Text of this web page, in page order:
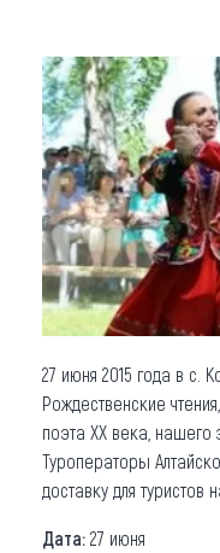
О регионе
Коллекция
Другие рубрики
27 июня 2015 года в с.
Рождественские
поэта XX века, нашего
Туроператоры
доставку для туристов
Дата: 27 июня